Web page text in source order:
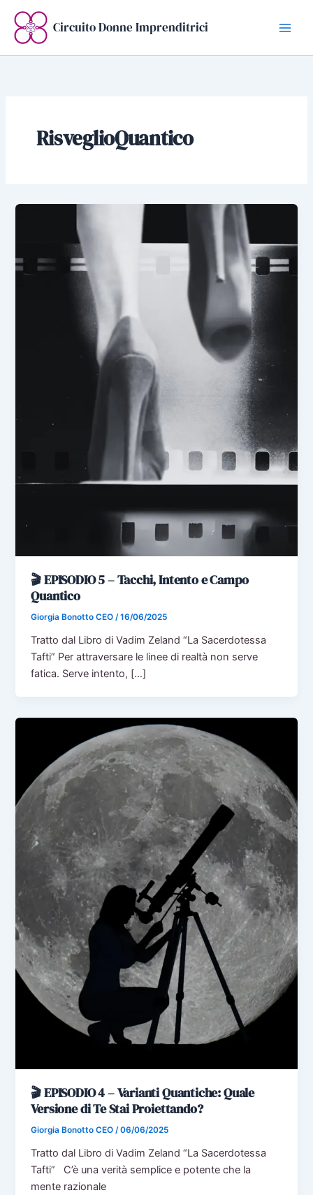
contenuto
Circuito Donne Imprenditrici
RisveglioQuantico
🎬 EPISODIO 5 – Tacchi, Intento e Campo
Quantico
Giorgia Bonotto CEO /16/06/2025
Tratto dal Libro di Vadim Zeland “La Sacerdotessa
Tafti” Per attraversare le linee di realtà non serve
fatica. Serve intento, […]
🎬 EPISODIO 4 – Varianti Quantiche: Quale
Versione di Te Stai Proiettando?
Giorgia Bonotto CEO/06/06/2025
Tratto dal Libro di Vadim Zeland “La Sacerdotessa
Tafti” C’è una verità semplice e potente che la
mente razionale